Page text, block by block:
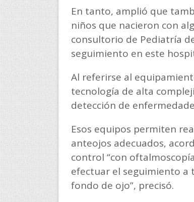
En tanto, amplió que
niños que nacieron con
consultorio de Pediatría
seguimiento en este
Al referirse al
tecnología de alta
detección de
Esos equipos permiten
anteojos adecuados,
control “con
efectuar el seguimiento a
fondo de ojo”, precisó.